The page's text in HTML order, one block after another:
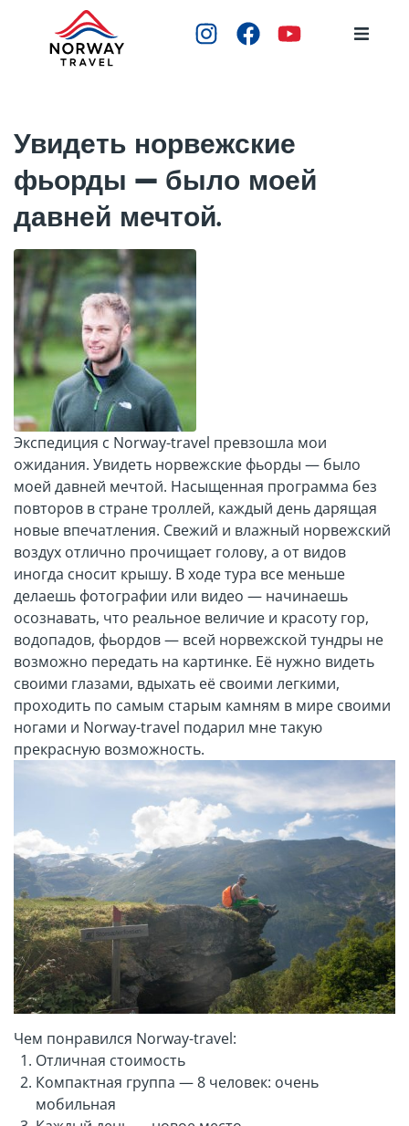
МЕСТА
Увидеть норвежские
фьорды — было моей
давней мечтой.
Экспедиция с Norway-travel превзошла мои
ожидания. Увидеть норвежские фьорды — было
моей давней мечтой. Насыщенная программа без
повторов в стране троллей, каждый день дарящая
новые впечатления. Свежий и влажный норвежский
воздух отлично прочищает голову, а от видов
иногда сносит крышу. В ходе тура все меньше
делаешь фотографии или видео — начинаешь
осознавать, что реальное величие и красоту гор,
водопадов, фьордов — всей норвежской тундры не
возможно передать на картинке. Её нужно видеть
своими глазами, вдыхать её своими легкими,
проходить по самым старым камням в мире своими
ногами и Norway-travel подарил мне такую
прекрасную возможность.
Чем понравился Norway-travel:
Отличная стоимость
Компактная группа — 8 человек: очень
мобильная